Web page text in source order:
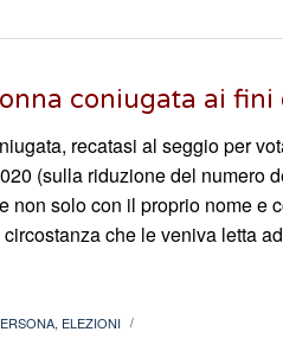
coniugata ai fini
recatasi al seggio per
(sulla riduzione del numero
non solo con il proprio nome e
che le veniva letta
, ELEZIONI /